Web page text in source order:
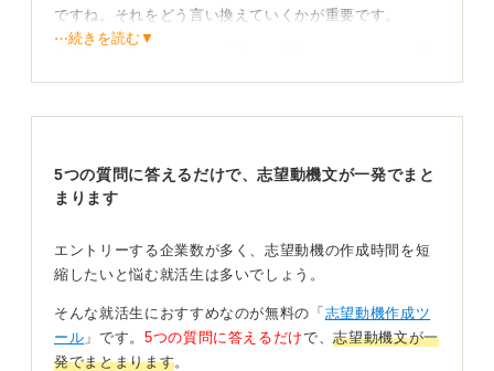
ですね。それをどう言い換えていくかが重要です。
派遣から正社員に変わるということは、責任が大きく変
派遣だと9時-17時で帰れるけれども、正社員の場合は責
任があるからやり遂げないといけない。そこをわかって
仕事の幅を広げたい思いとやりがいを伝えよう
派遣として働いているなかでたとえば「ここまでしかで
きない」とか、仕事の範囲が狭いというのはあったかな
⋯続きを読む▼
5つの質問に答えるだけで、志望動機文が一発でまと
まります
エントリーする企業数が多く、志望動機の作成時間を短
縮したいと悩む就活生は多いでしょう。
そんな就活生におすすめなのが無料の「 志望動機作成ツ
ール 」です。 5つの質問に答えるだけで、志望動機文が一
発でまとまります。